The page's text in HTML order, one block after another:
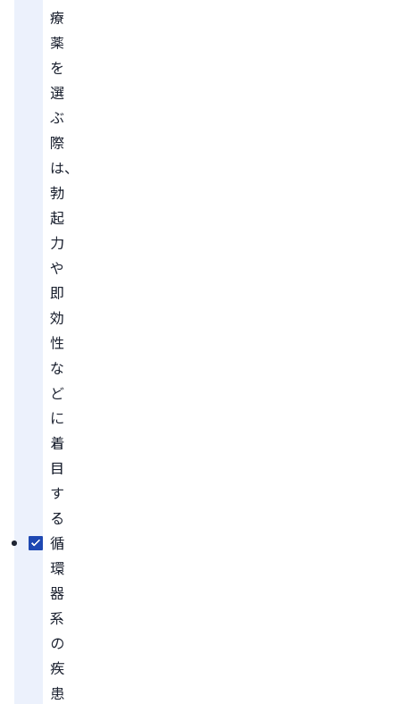
療
薬
を
選
ぶ
際
は、
勃
起
力
や
即
効
性
な
ど
に
着
目
す
る
循
環
器
系
の
疾
患